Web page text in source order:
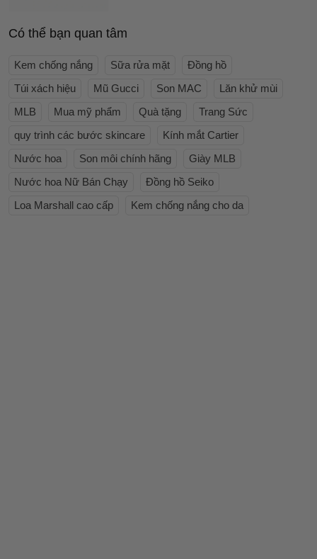
Có thể bạn quan tâm
Kem chống nắng Sữa rửa mặt
Đồng hồ
Túi xách hiệu
Mũ Gucci Son MAC
Lăn khử mùi
MLB
Mua mỹ phẩm Quà tặng
Trang Sức
quy trình các bước skincare
Kính mắt Cartier
Nước hoa
Son môi chính hãng
Giày MLB
Nước hoa Nữ Bán Chạy
Đồng hồ Seiko
Loa Marshall cao cấp
Kem chống nắng cho da